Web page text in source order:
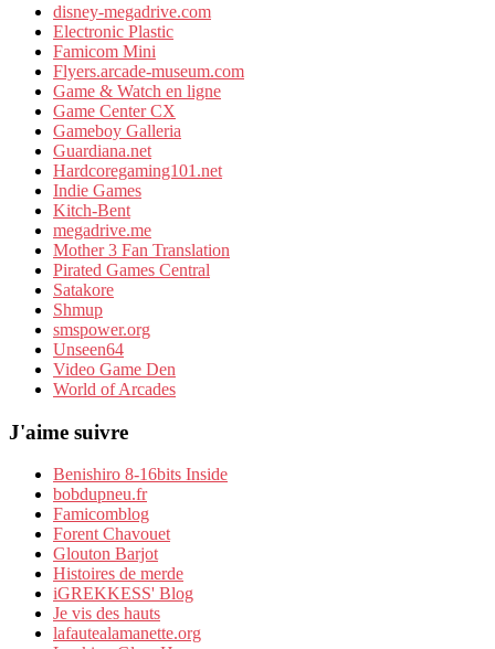
disney-megadrive.com
Electronic Plastic
Famicom Mini
Flyers.arcade-museum.com
Game & Watch en ligne
Game Center CX
Gameboy Galleria
Guardiana.net
Hardcoregaming101.net
Indie Games
Kitch-Bent
megadrive.me
Mother 3 Fan Translation
Pirated Games Central
Satakore
Shmup
smspower.org
Unseen64
Video Game Den
World of Arcades
J'aime suivre
Benishiro 8-16bits Inside
bobdupneu.fr
Famicomblog
Forent Chavouet
Glouton Barjot
Histoires de merde
iGREKKESS' Blog
Je vis des hauts
lafautealamanette.org